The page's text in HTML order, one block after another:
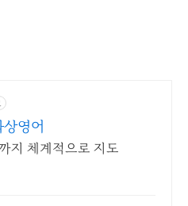
영어
지 체계적으로 지도